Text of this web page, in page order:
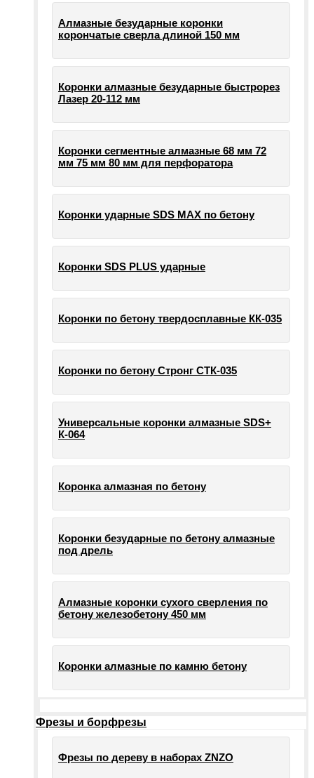
Алмазные безударные коронки
корончатые сверла длиной 150 мм
Коронки алмазные безударные быстрорез
Лазер 20-112 мм
Коронки сегментные алмазные 68 мм 72
мм 75 мм 80 мм для перфоратора
Коронки ударные SDS MAX по бетону
Коронки SDS PLUS ударные
Коронки по бетону твердосплавные КК-035
Коронки по бетону Стронг СТК-035
Универсальные коронки алмазные SDS+
К-064
Коронка алмазная по бетону
Коронки безударные по бетону алмазные
под дрель
Алмазные коронки сухого сверления по
бетону железобетону 450 мм
Коронки алмазные по камню бетону
Фрезы и борфрезы
Фрезы по дереву в наборах ZNZO